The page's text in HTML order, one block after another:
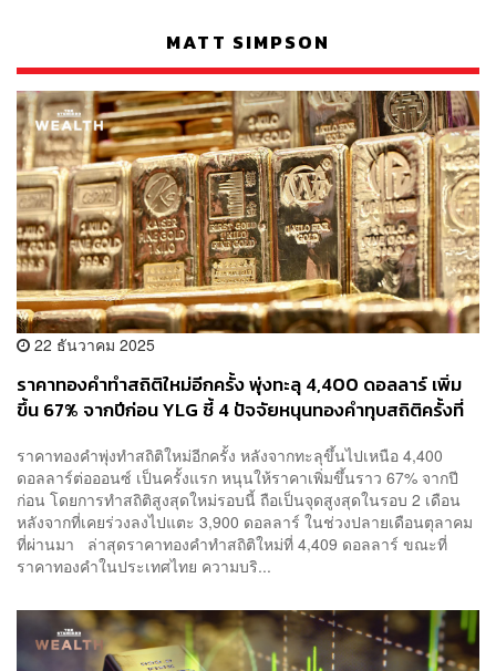
MATT SIMPSON
22 ธันวาคม 2025
ราคาทองคำทำสถิติใหม่อีกครั้ง พุ่งทะลุ 4,400 ดอลลาร์ เพิ่ม
ขึ้น 67% จากปีก่อน YLG ชี้ 4 ปัจจัยหนุนทองคำทุบสถิติครั้งที่
ราคาทองคำพุ่งทำสถิติใหม่อีกครั้ง หลังจากทะลุขึ้นไปเหนือ 4,400
ดอลลาร์ต่อออนซ์ เป็นครั้งแรก หนุนให้ราคาเพิ่มขึ้นราว 67% จากปี
ก่อน โดยการทำสถิติสูงสุดใหม่รอบนี้ ถือเป็นจุดสูงสุดในรอบ 2 เดือน
หลังจากที่เคยร่วงลงไปแตะ 3,900 ดอลลาร์ ในช่วงปลายเดือนตุลาคม
ที่ผ่านมา ล่าสุดราคาทองคำทำสถิติใหม่ที่ 4,409 ดอลลาร์ ขณะที่
ราคาทองคำในประเทศไทย ความบริ...